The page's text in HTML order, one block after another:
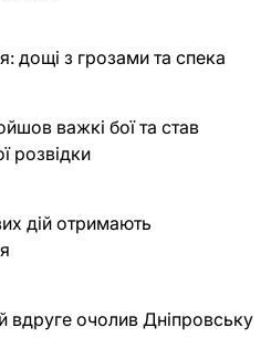
дощі з грозами та спека
важкі бої та став
розвідки
дій отримають
очолив Дніпровську